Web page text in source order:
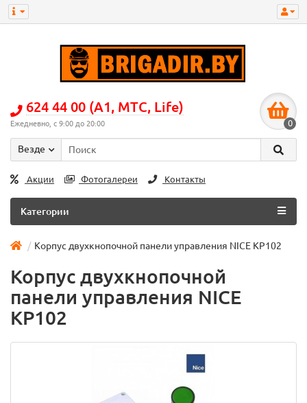
624 44 00 (А1, МТС, Life)
Ежедневно, с 9:00 до 20:00 0
Везде
Акции Фотогалереи Контакты
Категории
Корпус двухкнопочной панели управления NICE KP102
Корпус двухкнопочной
панели управления NICE
KP102